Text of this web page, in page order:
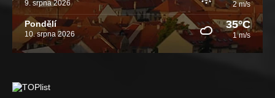
9. srpna 2026 2 m/s
Pondělí
10. srpna 2026
35°C
1 m/s